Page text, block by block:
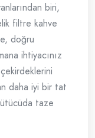
biri,
filtre kahve
doğru
ihtiyacınız
daha iyi bir tat
taze